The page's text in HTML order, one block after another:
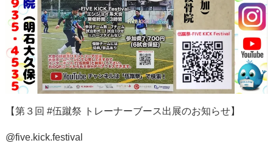
【第３回 #伍蹴祭 トレーナーブース出展のお知らせ】
@five.kick.festival